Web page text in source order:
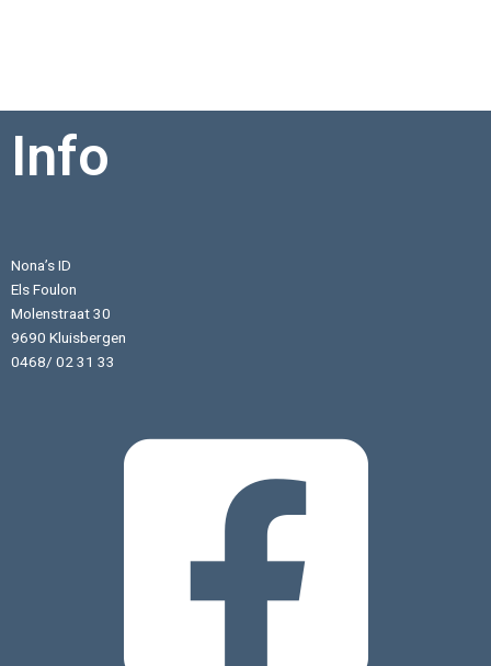
Info
Nona’s ID
Els Foulon
Molenstraat 30
9690 Kluisbergen
0468/ 02 31 33